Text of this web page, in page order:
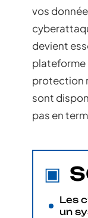
vos
devient
plateforme
protection
sont
pas en
Les
un